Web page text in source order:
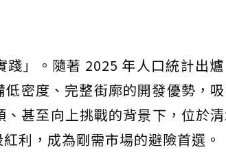
」。隨著 2025 年人口統計出
密度、完整街廓的開發優勢，
甚至向上挑戰的背景下，位於
利，成為剛需市場的避險首選。